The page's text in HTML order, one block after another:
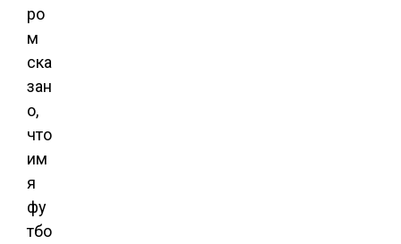
ро
м
ска
зан
о,
что
им
я
фу
тбо